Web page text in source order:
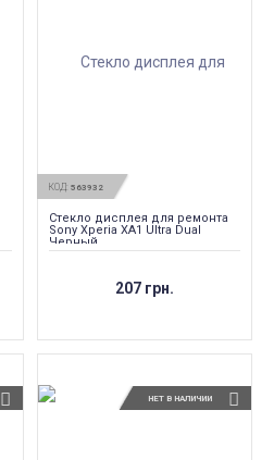
КОД: 563932
Стекло дисплея для ремонта
Sony Xperia XA1 Ultra Dual
Черный
207 грн.
НЕТ В НАЛИЧИИ